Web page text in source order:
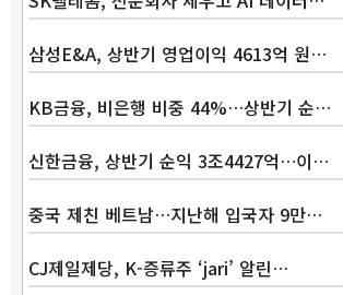
삼성E&A, 상반기 영업이익 4613억 원…
KB금융, 비은행 비중 44%…상반기 순…
신한금융, 상반기 순익 3조4427억…이…
중국 제친 베트남…지난해 입국자 9만…
CJ제일제당, K-증류주 ‘jari’ 알린…